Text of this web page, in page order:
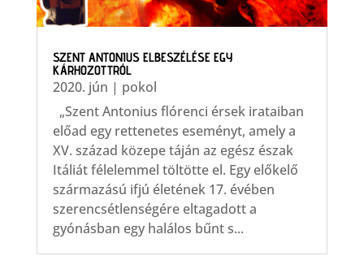
SZENT ANTONIUS ELBESZÉLÉSE EGY
KÁRHOZOTTRÓL
2020. jún | pokol
„Szent Antonius flórenci érsek irataiban
előad egy rettenetes eseményt, amely a
XV. század közepe táján az egész észak
Itáliát félelemmel töltötte el. Egy előkelő
származású ifjú életének 17. évében
szerencsétlenségére eltagadott a
gyónásban egy halálos bűnt s...